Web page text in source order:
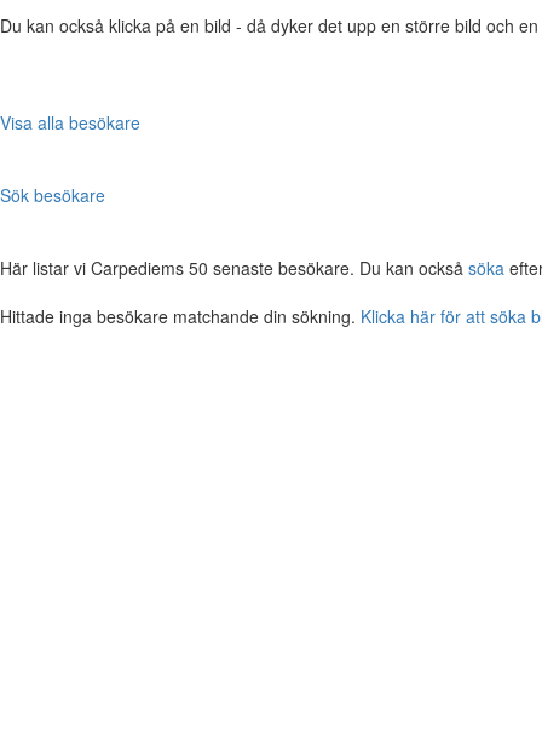
Du kan också klicka på en bild - då dyker det upp en större bild och
Visa alla besökare
Sök besökare
Här listar vi Carpediems 50 senaste besökare. Du kan också söka
Hittade inga besökare matchande din sökning. Klicka här för att söka